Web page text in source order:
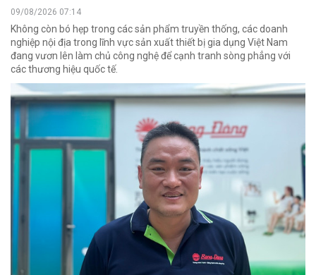
09/08/2026 07:14
Không còn bó hẹp trong các sản phẩm truyền thống, các doanh
nghiệp nội địa trong lĩnh vực sản xuất thiết bị gia dụng Việt Nam
đang vươn lên làm chủ công nghệ để cạnh tranh sòng phẳng với
các thương hiệu quốc tế.